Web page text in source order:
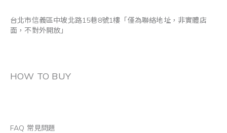
台北市信義區中坡北路15巷8號1樓「僅為聯絡地址，非實體店
面，不對外開放」
HOW TO BUY
FAQ 常見問題